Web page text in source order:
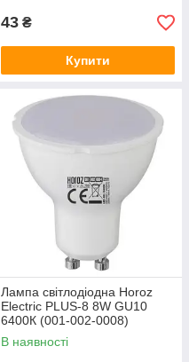
43 ₴
Купити
Лампа світлодіодна Horoz
Electric PLUS-8 8W GU10
6400К (001-002-0008)
В наявності